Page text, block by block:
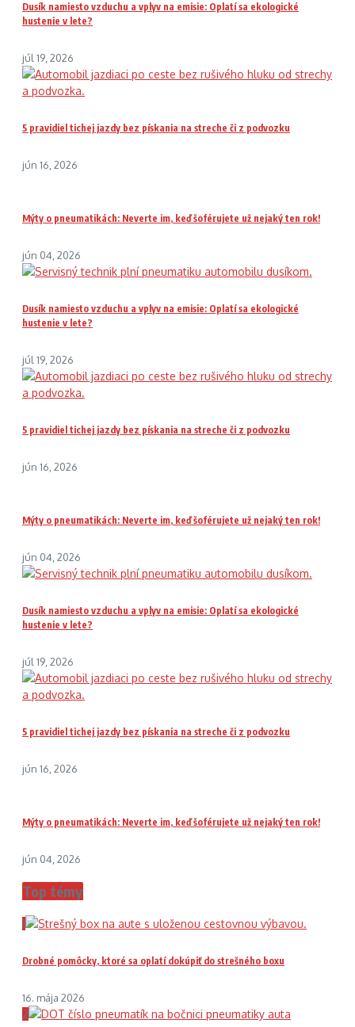
Dusík namiesto vzduchu a vplyv na emisie: Oplatí sa ekologické
hustenie v lete?
júl 19, 2026
5 pravidiel tichej jazdy bez pískania na streche či z podvozku
jún 16, 2026
Mýty o pneumatikách: Neverte im, keď šoférujete už nejaký ten rok!
jún 04, 2026
Dusík namiesto vzduchu a vplyv na emisie: Oplatí sa ekologické
hustenie v lete?
júl 19, 2026
5 pravidiel tichej jazdy bez pískania na streche či z podvozku
jún 16, 2026
Mýty o pneumatikách: Neverte im, keď šoférujete už nejaký ten rok!
jún 04, 2026
Dusík namiesto vzduchu a vplyv na emisie: Oplatí sa ekologické
hustenie v lete?
júl 19, 2026
5 pravidiel tichej jazdy bez pískania na streche či z podvozku
jún 16, 2026
Mýty o pneumatikách: Neverte im, keď šoférujete už nejaký ten rok!
jún 04, 2026
Top témy
1
Drobné pomôcky, ktoré sa oplatí dokúpiť do strešného boxu
16. mája 2026
2